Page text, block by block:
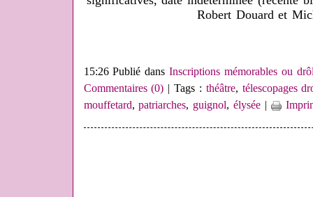
Robert Douard et
15:26 Publié dansInscriptions mémorables ou
Commentaires (0) | Tags : théâtre, télescopages
mouffetard,patriarches, guignol,élysée |